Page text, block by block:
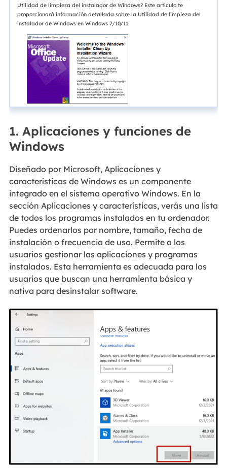
Utilidad de limpieza del instalador de Windows? Este artículo te
proporcionará información detallada sobre la Utilidad de limpieza del
instalador de Windows en Windows 7/10/11.
1. Aplicaciones y funciones de
Windows
Diseñado por Microsoft, Aplicaciones y
características de Windows es un componente
integrado en el sistema operativo Windows. En la
sección Aplicaciones y características, verás una lista
de todos los programas instalados en tu ordenador.
Puedes ordenarlos por nombre, tamaño, fecha de
instalación o frecuencia de uso. Permite a los
usuarios gestionar las aplicaciones y programas
instalados. Esta herramienta es adecuada para los
usuarios que buscan una herramienta básica y
nativa para desinstalar software.